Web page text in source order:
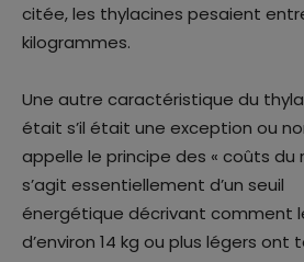
citée, les thylacines pesaient
kilogrammes.
Une autre caractéristique du
était s’il était une exception ou
appelle le principe des « coûts du
s’agit essentiellement d’un seuil
énergétique décrivant comment
d’environ 14 kg ou plus légers ont